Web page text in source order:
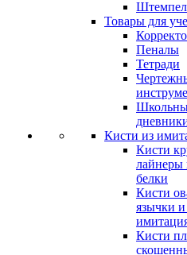
Товары для
Пеналы
Тетради
Кисти из
Кисти
лайнеры
белки
Кисти
язычки и
Кисти